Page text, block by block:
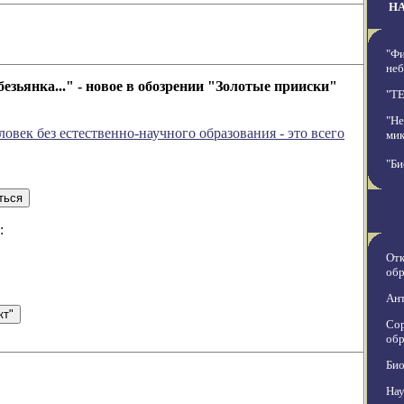
- новое в обозрении "Золотые прииски"
без естественно-научного образования - это всего